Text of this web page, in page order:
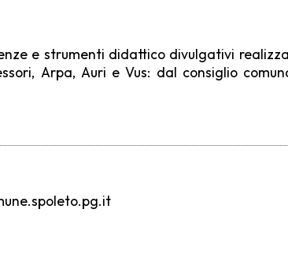
e strumenti didattico divulgativi
Arpa, Auri e Vus: dal consiglio